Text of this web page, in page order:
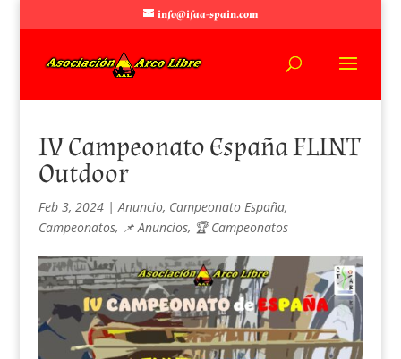
info@ifaa-spain.com
IV Campeonato España FLINT
Outdoor
Feb 3, 2024|Anuncio, Campeonato España,
Campeonatos, 📌 Anuncios, 🏆 Campeonatos